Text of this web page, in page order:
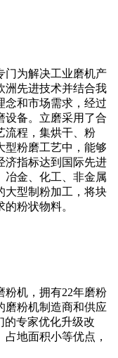
门为解决工业磨机产
洲先进技术并结合我
念和市场需求，经过
设备。立磨采用了合
流程，集烘干、粉
型粉磨工艺中，能够
济指标达到国际先进
冶金、化工、非金属
大型制粉加工，将块
粉状物料。
粉机，拥有22年磨粉
磨粉机制造商和供应
的专家优化升级改
地面积小等优点，